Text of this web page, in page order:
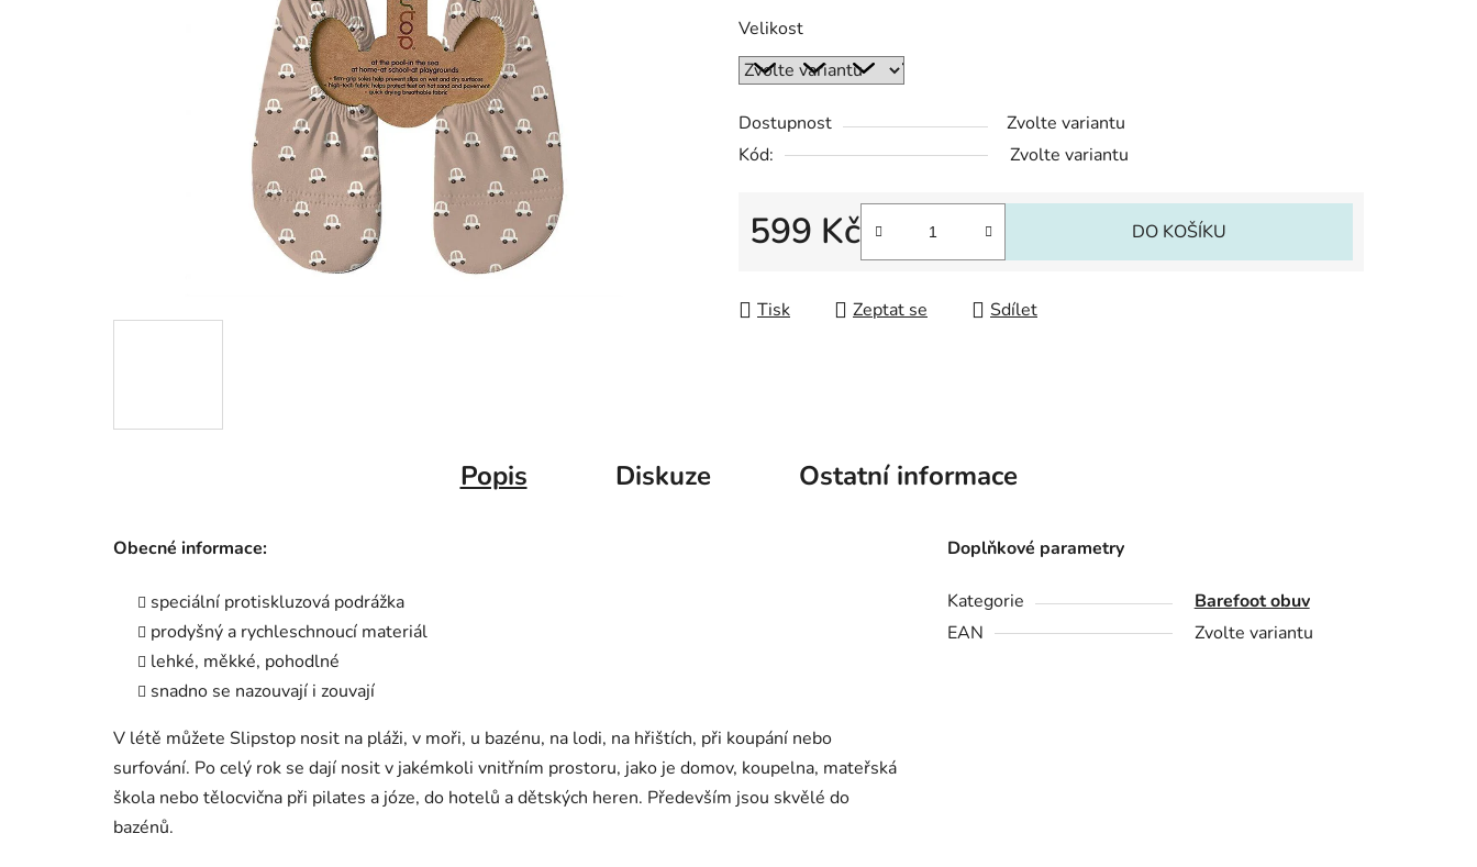
Velikost
Dostupnost
Zvolte variantu
Kód:
Zvolte variantu
599 Kč DO KOŠÍKU
Tisk Zeptat se Sdílet
Popis Diskuze Ostatní informace
Obecné informace:
speciální protiskluzová podrážka
prodyšný a rychleschnoucí materiál
lehké, měkké, pohodlné
snadno se nazouvají i zouvají
V létě můžete Slipstop nosit na pláži, v moři, u bazénu, na lodi, na hřištích, při koupání nebo
surfování. Po celý rok se dají nosit v jakémkoli vnitřním prostoru, jako je domov, koupelna, mateřská
škola nebo tělocvična při pilates a józe, do hotelů a dětských heren. Především jsou skvělé do
bazénů.
Doplňkové parametry
Kategorie
Barefoot obuv
EAN
Zvolte variantu